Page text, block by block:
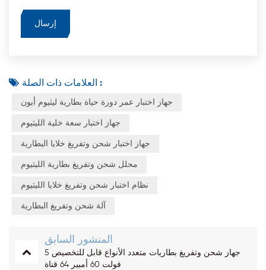
العلامات ذات الصلة :
جهاز اختبار عمر دورة حياة بطارية ليثيوم أيون
جهاز اختبار سعة خلية الليثيوم
جهاز اختبار شحن وتفريغ خلايا البطارية
محلل شحن وتفريغ بطارية الليثيوم
نظام اختبار شحن وتفريغ خلايا الليثيوم
آلة شحن وتفريغ البطارية
المنشور السابق
جهاز شحن وتفريغ بطاريات متعدد الأنواع قابل للتخصيص 5
فولت 60 أمبير 64 قناة